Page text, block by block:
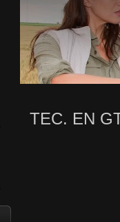
TEC. EN